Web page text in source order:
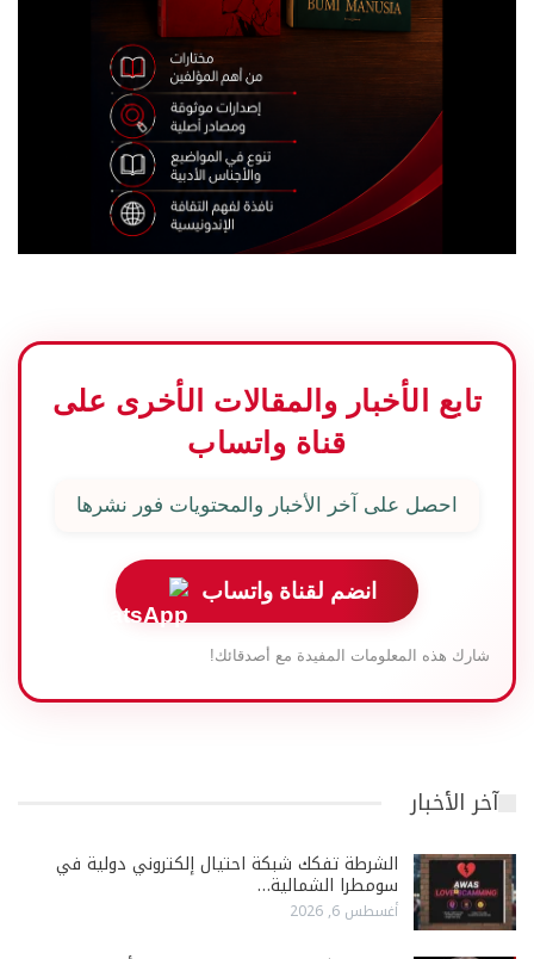
تابع الأخبار والمقالات الأخرى على
قناة واتساب
احصل على آخر الأخبار والمحتويات فور نشرها
انضم لقناة واتساب
شارك هذه المعلومات المفيدة مع أصدقائك!
آخر الأخبار
الشرطة تفكك شبكة احتيال إلكتروني دولية في
سومطرا الشمالية…
أغسطس 6, 2026